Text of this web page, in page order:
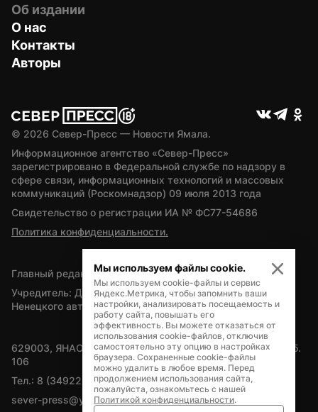
Об издании
О нас
Контакты
Авторы
© 2026 Север-Пресс — Новости Ямала.
Информационное агентство «Север-Пресс»
зарегистрировано в Федеральной службе по надзору в
сфере связи, информационных технологий и массовых
коммуникаций (Роскомнадзор) 09 июля 2013 года
Свидетельство о регистрации ИА № ФС77-54686
Политика конфиденциальности.
Главный редактор — А.Л. Поздеев
Учредитель: Департамент внутренней политики Ямало-
Ненецкого автономного округа
629003, ЯНАО, Салехард, мкр. Богдана Кнунянца, д.1, каб.
106
Тел.: 8 (34922) 71262
sever-press@yamal-media.ru
Мы используем файлы cookie.
Мы используем cookie-файлы и сервис
Яндекс.Метрика, чтобы запомнить ваши
настройки, анализировать посещаемость и
работу сайта, повышать его
эффективность. Вы можете отказаться от
использования cookie-файлов, отключив
самостоятельно эту опцию в настройках
браузера. Сохраненные cookie-файлы
можно удалить в любое время. Перед
продолжением использования сайта,
пожалуйста, ознакомьтесь с нашей
Политикой конфиденциальности.